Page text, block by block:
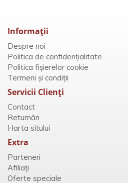
Informaţii
Despre noi
Politica de confidențialitate
Politica fișierelor cookie
Termeni și condiții
Servicii Clienţi
Contact
Returnări
Harta sitului
Extra
Parteneri
Afiliaţi
Oferte speciale